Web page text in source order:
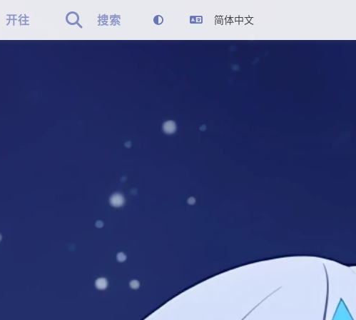
开往  搜索 简体中文